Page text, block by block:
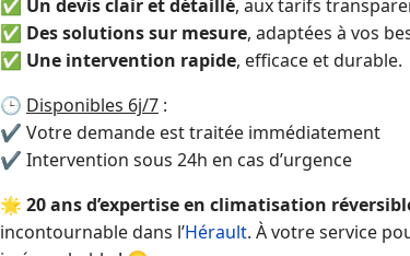
✅ Un devis clair et détaillé, aux tarifs
✅ Des solutions sur mesure, adaptées à vos
✅ Une intervention rapide, efficace et durable.
🕒 Disponibles 6j/7 :
✔ Votre demande est traitée immédiatement
✔ Intervention sous 24h en cas d’urgence
🌟 20 ans d’expertise en climatisation
incontournable dans l’Hérault. À votre service